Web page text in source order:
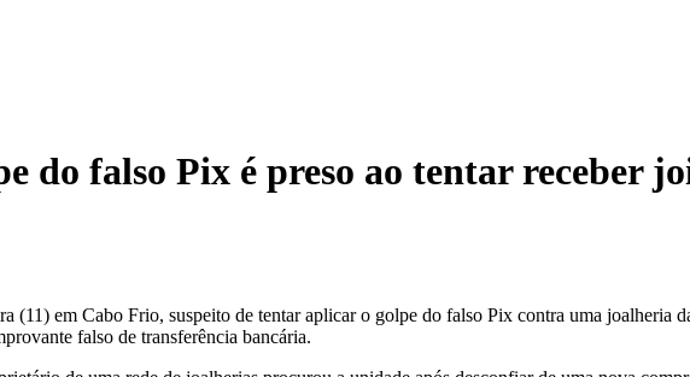
do falso Pix é preso ao tentar receber
(11) em Cabo Frio, suspeito de tentar aplicar o golpe do falso Pix contra uma joalheria
falso de transferência bancária.